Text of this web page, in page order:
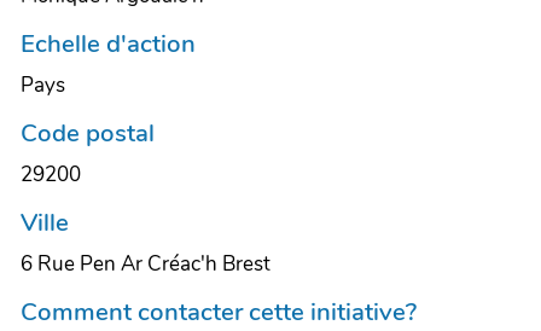
Echelle d'action
Pays
Code postal
29200
Ville
6 Rue Pen Ar Créac'h Brest
Comment contacter cette initiative?